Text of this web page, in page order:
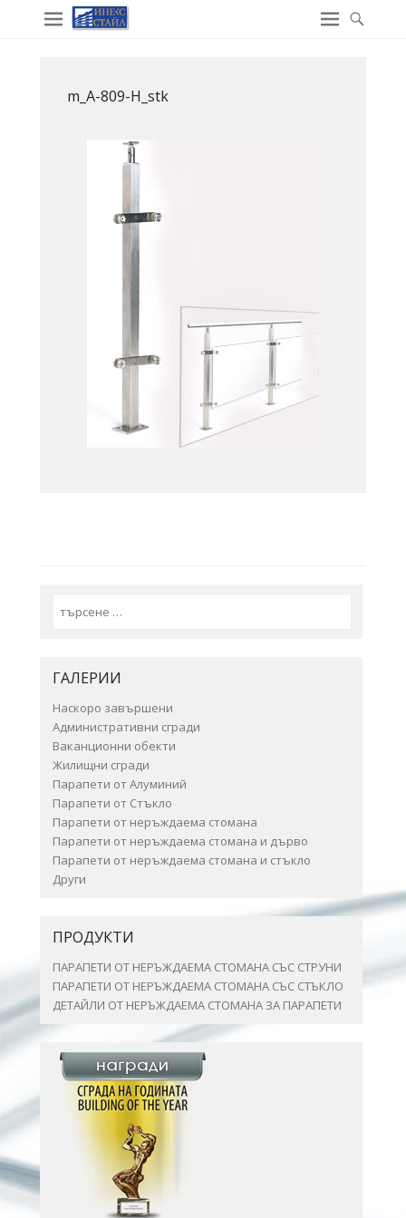
m_A-809-H_stk
ГАЛЕРИИ
Наскоро завършени
Административни сгради
Ваканционни обекти
Жилищни сгради
Парапети от Алуминий
Парапети от Стъкло
Парапети от неръждаема стомана
Парапети от неръждаема стомана и дърво
Парапети от неръждаема стомана и стъкло
Други
ПРОДУКТИ
ПАРАПЕТИ ОТ НЕРЪЖДАЕМА СТОМАНА СЪС СТРУНИ
ПАРАПЕТИ ОТ НЕРЪЖДАЕМА СТОМАНА СЪС СТЪКЛО
ДЕТАЙЛИ ОТ НЕРЪЖДАЕМА СТОМАНА ЗА ПАРАПЕТИ